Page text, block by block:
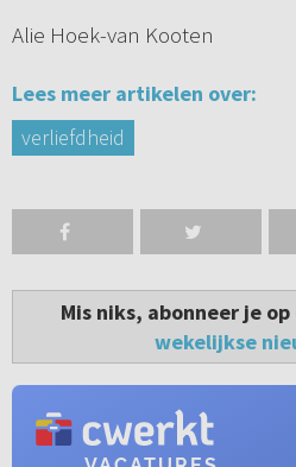
Alie Hoek-van Kooten
Lees meer artikelen over:
verliefdheid
Mis niks, abonneer je op
wekelijkse